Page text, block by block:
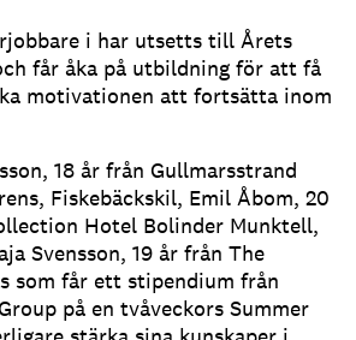
i har utsetts till Årets
får åka på utbildning för att få
motivationen att fortsätta inom
18 år från Gullmarsstrand
Fiskebäckskil, Emil Åbom, 20
Hotel Bolinder Munktell,
Svensson, 19 år från The
som får ett stipendium från
på en tvåveckors Summer